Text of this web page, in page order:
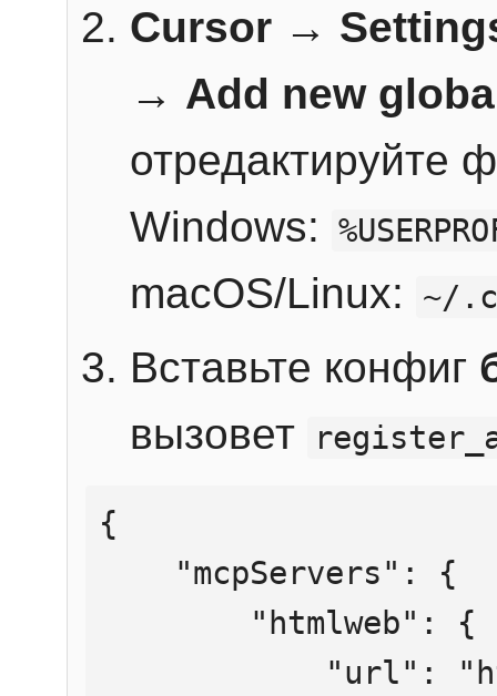
Cursor →
→ Add new
отредактируйте
Windows:
macOS/Linux: ~/
Вставьте конфиг
вызовет
{